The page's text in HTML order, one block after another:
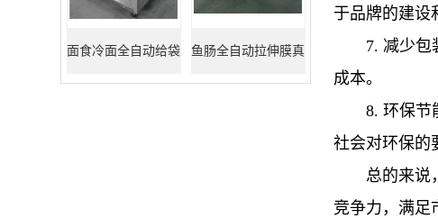
面食冷面全自动给袋 鱼肠全自动拉伸膜真
于品牌的建设
7. 减少包
成本。
8. 环保节
社会对环保的
总的来说
竞争力，满足